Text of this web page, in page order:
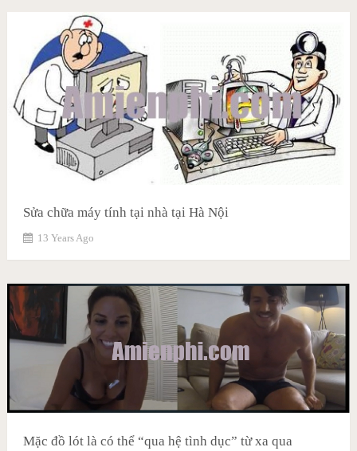
Sửa chữa máy tính tại nhà tại Hà Nội
13 Years Ago
Mặc đồ lót là có thể “qua hệ tình dục” từ xa qua